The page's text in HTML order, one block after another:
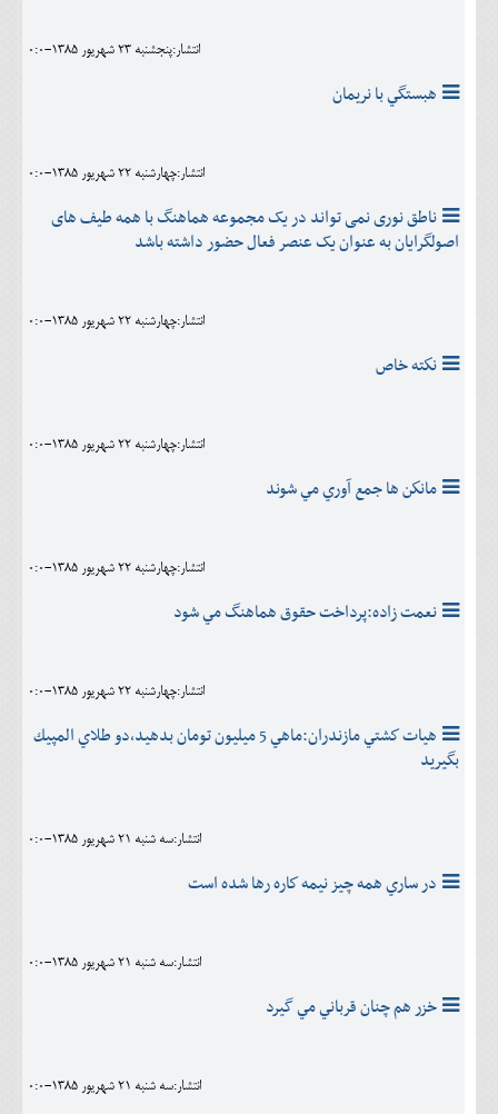
انتشار:پنجشنبه 23 شهريور 1385-0:0
هبستگي با نريمان
انتشار:چهارشنبه 22 شهريور 1385-0:0
ناطق نوری نمی تواند در یک مجموعه هماهنگ با همه طیف های
اصولگرایان به عنوان یک عنصر فعال حضور داشته باشد
انتشار:چهارشنبه 22 شهريور 1385-0:0
نكته خاص
انتشار:چهارشنبه 22 شهريور 1385-0:0
مانكن ها جمع آوري مي شوند
انتشار:چهارشنبه 22 شهريور 1385-0:0
نعمت زاده:پرداخت حقوق هماهنگ مي شود
انتشار:چهارشنبه 22 شهريور 1385-0:0
هيات كشتي مازندران:ماهي 5 ميليون تومان بدهيد،دو طلاي المپيك
بگيريد
انتشار:سه شنبه 21 شهريور 1385-0:0
در ساري همه چيز نيمه كاره رها شده است
انتشار:سه شنبه 21 شهريور 1385-0:0
خزر هم چنان قرباني مي گيرد
انتشار:سه شنبه 21 شهريور 1385-0:0